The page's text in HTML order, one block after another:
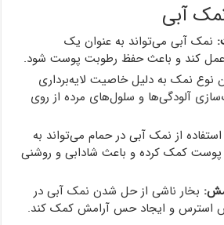
آبی
نمک آبی می‌تواند به عنوان یک
عمل کند و باعث حفظ رطوبت پوست شود.
نوع نمک به دلیل خاصیت لایه‌برداری
آلودگی‌ها و سلول‌های مرده از روی
استفاده از نمک آبی در حمام می‌تواند به
پوست کمک کرده و باعث شادابی و روشنی
بخار ناشی از حل شدن نمک آبی در
استرس و ایجاد حس آرامش کمک کند.